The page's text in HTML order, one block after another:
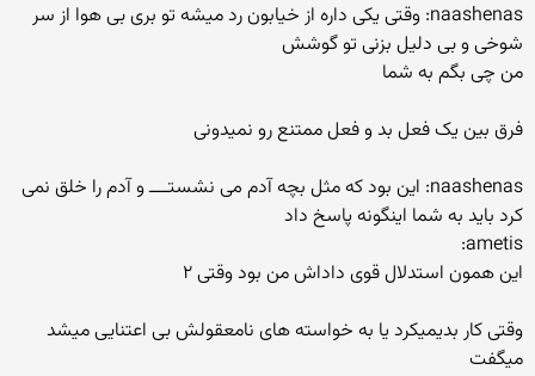
naashenas: وقتی یکی داره از خیابون رد میشه تو بری بی هوا از سر
شوخی و بی دلیل بزنی تو گوشش
من چی بگم به شما
فرق بین یک فعل بد و فعل ممتنع رو نمیدونی
naashenas: این بود که مثل بچه آدم می نشستــــ و آدم را خلق نمی
کرد باید به شما اینگونه پاسخ داد
ametis:
این همون استدلال قوی داداش من بود وقتی ۲
وقتی کار بدیمیکرد یا به خواسته های نامعقولش بی اعتنایی میشد
میگفت